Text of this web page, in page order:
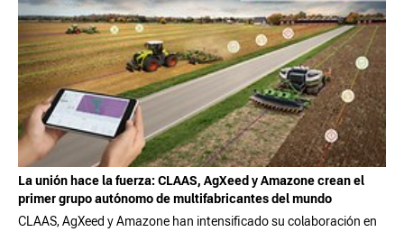
La unión hace la fuerza: CLAAS, AgXeed y Amazone crean el
primer grupo autónomo de multifabricantes del mundo
CLAAS, AgXeed y Amazone han intensificado su colaboración en